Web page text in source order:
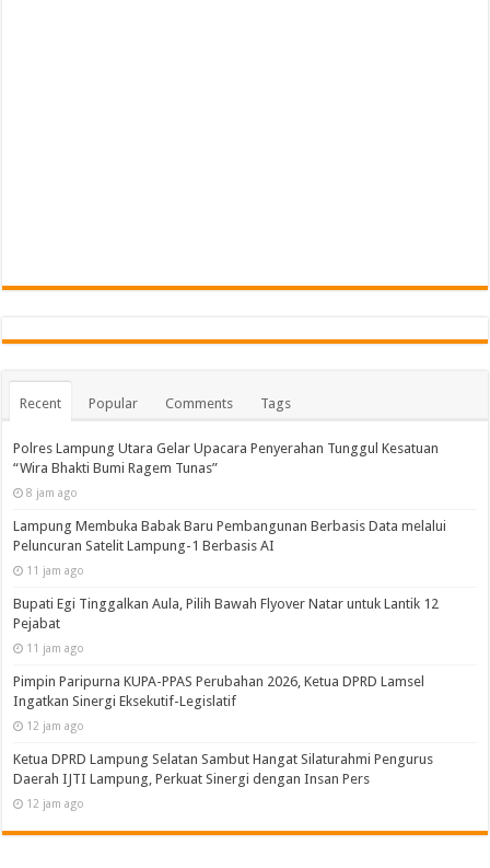
Recent Popular Comments Tags
Polres Lampung Utara Gelar Upacara Penyerahan Tunggul Kesatuan
“Wira Bhakti Bumi Ragem Tunas”
8 jam ago
Lampung Membuka Babak Baru Pembangunan Berbasis Data melalui
Peluncuran Satelit Lampung-1 Berbasis AI
11 jam ago
Bupati Egi Tinggalkan Aula, Pilih Bawah Flyover Natar untuk Lantik 12
Pejabat
11 jam ago
Pimpin Paripurna KUPA-PPAS Perubahan 2026, Ketua DPRD Lamsel
Ingatkan Sinergi Eksekutif-Legislatif
12 jam ago
Ketua DPRD Lampung Selatan Sambut Hangat Silaturahmi Pengurus
Daerah IJTI Lampung, Perkuat Sinergi dengan Insan Pers
12 jam ago